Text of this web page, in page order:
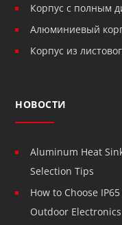
Корпус с полным
Алюминиевый
Корпус из
НОВОСТИ
Aluminum Heat
Selection Tips
How to Choose
Outdoor Electronics